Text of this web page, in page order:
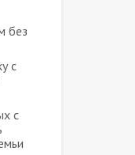
без
с
с